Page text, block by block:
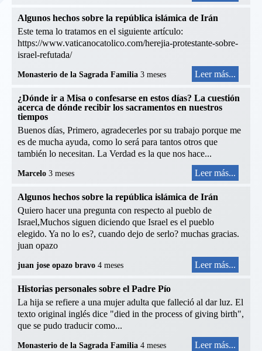
Algunos hechos sobre la república islámica de Irán
Este tema lo tratamos en el siguiente artículo:
https://www.vaticanocatolico.com/herejia-protestante-sobre-
israel-refutada/
Monasterio de la Sagrada Familia 3 meses Leer más...
¿Dónde ir a Misa o confesarse en estos días? La cuestión
acerca de dónde recibir los sacramentos en nuestros
tiempos
Buenos días, Primero, agradecerles por su trabajo porque me
es de mucha ayuda, como lo será para tantos otros que
también lo necesitan. La Verdad es la que nos hace...
Marcelo 3 meses Leer más...
Algunos hechos sobre la república islámica de Irán
Quiero hacer una pregunta con respecto al pueblo de
Israel,Muchos siguen diciendo que Israel es el pueblo
elegido. Ya no lo es?, cuando dejo de serlo? muchas gracias.
juan opazo
juan jose opazo bravo 4 meses Leer más...
Historias personales sobre el Padre Pío
La hija se refiere a una mujer adulta que falleció al dar luz. El
texto original inglés dice "died in the process of giving birth",
que se pudo traducir como...
Monasterio de la Sagrada Familia 4 meses Leer más...